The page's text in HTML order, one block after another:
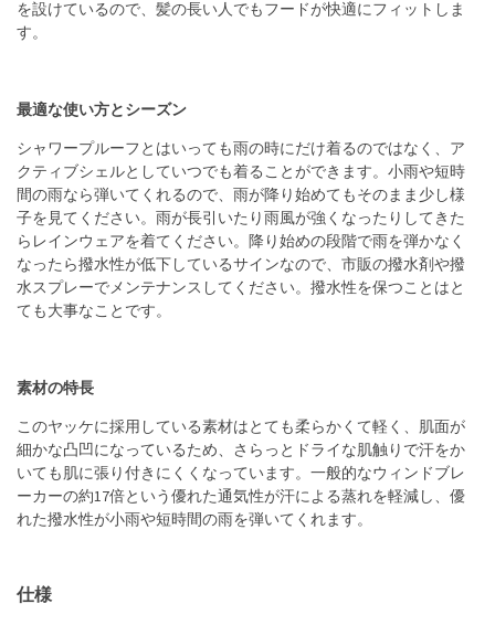
を設けているので、髪の長い人でもフードが快適にフィットしま
す。
最適な使い方とシーズン
シャワープルーフとはいっても雨の時にだけ着るのではなく、ア
クティブシェルとしていつでも着ることができます。小雨や短時
間の雨なら弾いてくれるので、雨が降り始めてもそのまま少し様
子を見てください。雨が長引いたり雨風が強くなったりしてきた
らレインウェアを着てください。降り始めの段階で雨を弾かなく
なったら撥水性が低下しているサインなので、市販の撥水剤や撥
水スプレーでメンテナンスしてください。撥水性を保つことはと
ても大事なことです。
素材の特長
このヤッケに採用している素材はとても柔らかくて軽く、肌面が
細かな凸凹になっているため、さらっとドライな肌触りで汗をか
いても肌に張り付きにくくなっています。一般的なウィンドブレ
ーカーの約17倍という優れた通気性が汗による蒸れを軽減し、優
れた撥水性が小雨や短時間の雨を弾いてくれます。
仕様